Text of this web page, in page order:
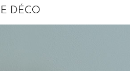
DÉCO